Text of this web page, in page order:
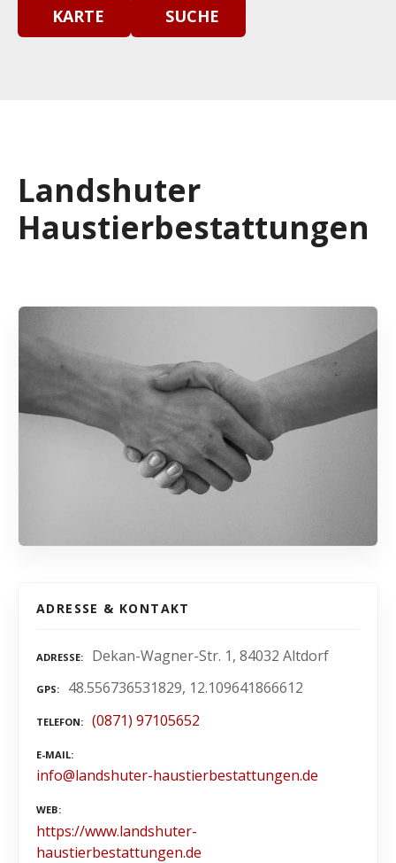
KARTE SUCHE
Landshuter
Haustierbestattungen
ADRESSE & KONTAKT
ADRESSE Dekan-Wagner-Str. 1, 84032 Altdorf
GPS 48.556736531829, 12.109641866612
TELEFON (0871) 97105652
E-MAIL
info@landshuter-haustierbestattungen.de
WEB
https://www.landshuter-
haustierbestattungen.de